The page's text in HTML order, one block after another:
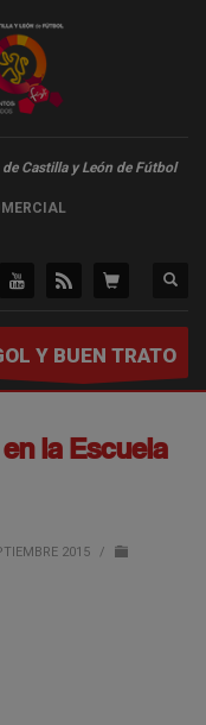
Castilla y León de Fútbol
Y BUEN TRATO
la Escuela
2015
/